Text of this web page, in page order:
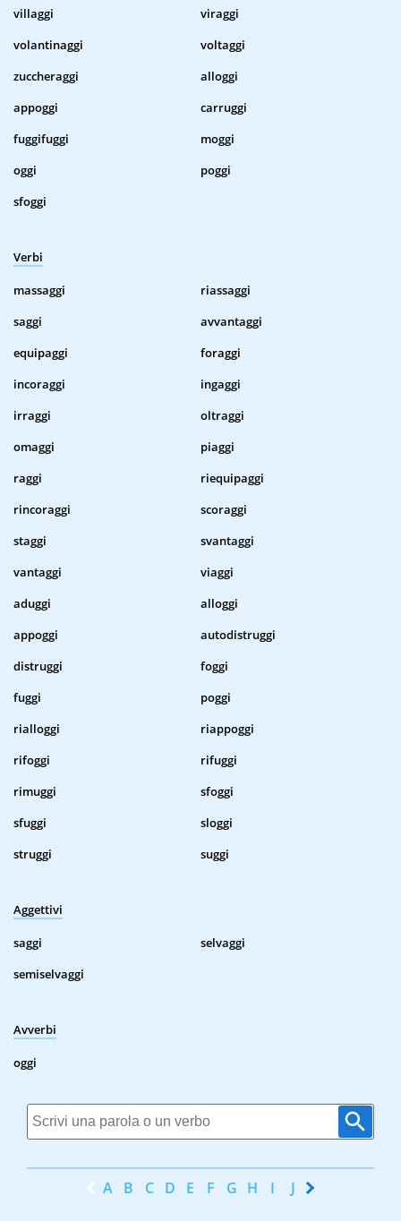
villaggi
viraggi
volantinaggi
voltaggi
zuccheraggi
alloggi
appoggi
carruggi
fuggifuggi
moggi
oggi
poggi
sfoggi
Verbi
massaggi
riassaggi
saggi
avvantaggi
equipaggi
foraggi
incoraggi
ingaggi
irraggi
oltraggi
omaggi
piaggi
raggi
riequipaggi
rincoraggi
scoraggi
staggi
svantaggi
vantaggi
viaggi
aduggi
alloggi
appoggi
autodistruggi
distruggi
foggi
fuggi
poggi
rialloggi
riappoggi
rifoggi
rifuggi
rimuggi
sfoggi
sfuggi
sloggi
struggi
suggi
Aggettivi
saggi
selvaggi
semiselvaggi
Avverbi
oggi
A B C D E F G H I J K